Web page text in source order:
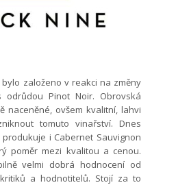
založeno v reakci na změny
Pinot Noir. Obrovská
naceněné, ovšem kvalitní, lahvi
tomuto vinařství. Dnes
i Cabernet Sauvignon
poměr mezi kvalitou a cenou.
velmi dobrá hodnocení od
a hodnotitelů. Stojí za to